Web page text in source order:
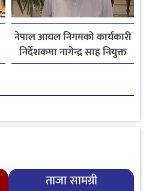
नेपाल आयल निगमको कार्यकारी
निर्देशकमा नागेन्द्र साह नियुक्त
ताजा सामग्री